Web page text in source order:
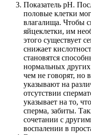
Показатель рН.
половые клетки
влагалища. Чтобы
яйцеклетки, им
этого существует
снижает
становятся
нормальных
чем не говорят, но
указывают на
отсутствии
указывает на то,
сперма, забиты.
сочетании с
воспалении в